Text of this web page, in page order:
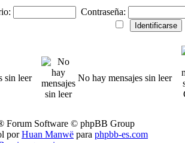
Contraseña:
sin leer No hay mensajes sin leer
Forum Software © phpBB Group
porHuan Manwë para phpbb-es.com